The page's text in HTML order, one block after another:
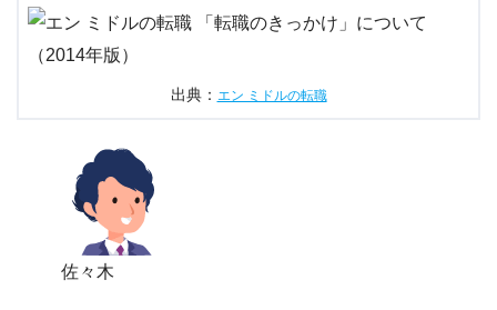
出典： エン ミドルの転職
佐々木